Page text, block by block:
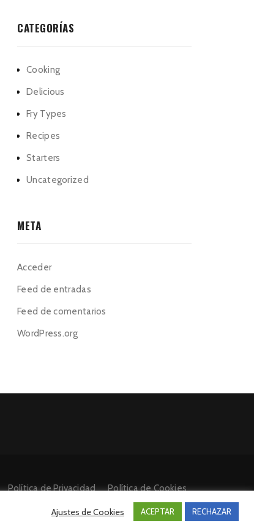
CATEGORÍAS
Cooking
Delicious
Fry Types
Recipes
Starters
Uncategorized
META
Acceder
Feed de entradas
Feed de comentarios
WordPress.org
Política de Privacidad
Política de Cookies
Ajustes de Cookies ACEPTAR RECHAZAR